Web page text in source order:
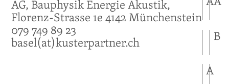
AG, Bauphysik Energie Akustik,
Florenz-Strasse 1e4142Münchenstein
079 749 89 23
basel(at)kusterpartner.ch B
A